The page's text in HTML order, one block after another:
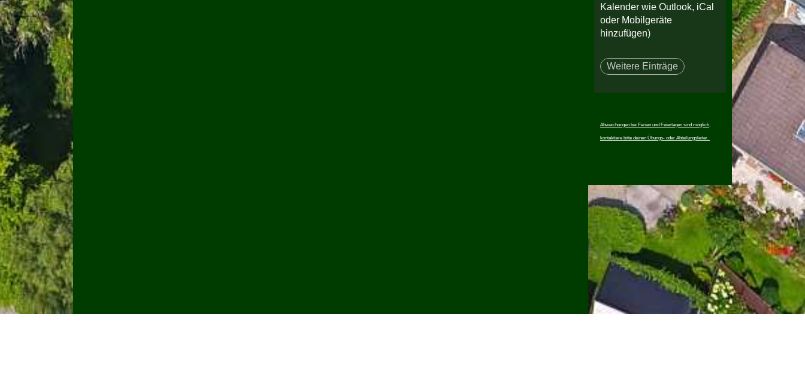
Kalender wie Outlook, iCal
oder Mobilgeräte
hinzufügen)
Weitere Einträge
Abweichungen bei Ferien und Feiertagen sind möglich,
kontaktiere bitte deinen Übungs- oder Abteilungsleiter.